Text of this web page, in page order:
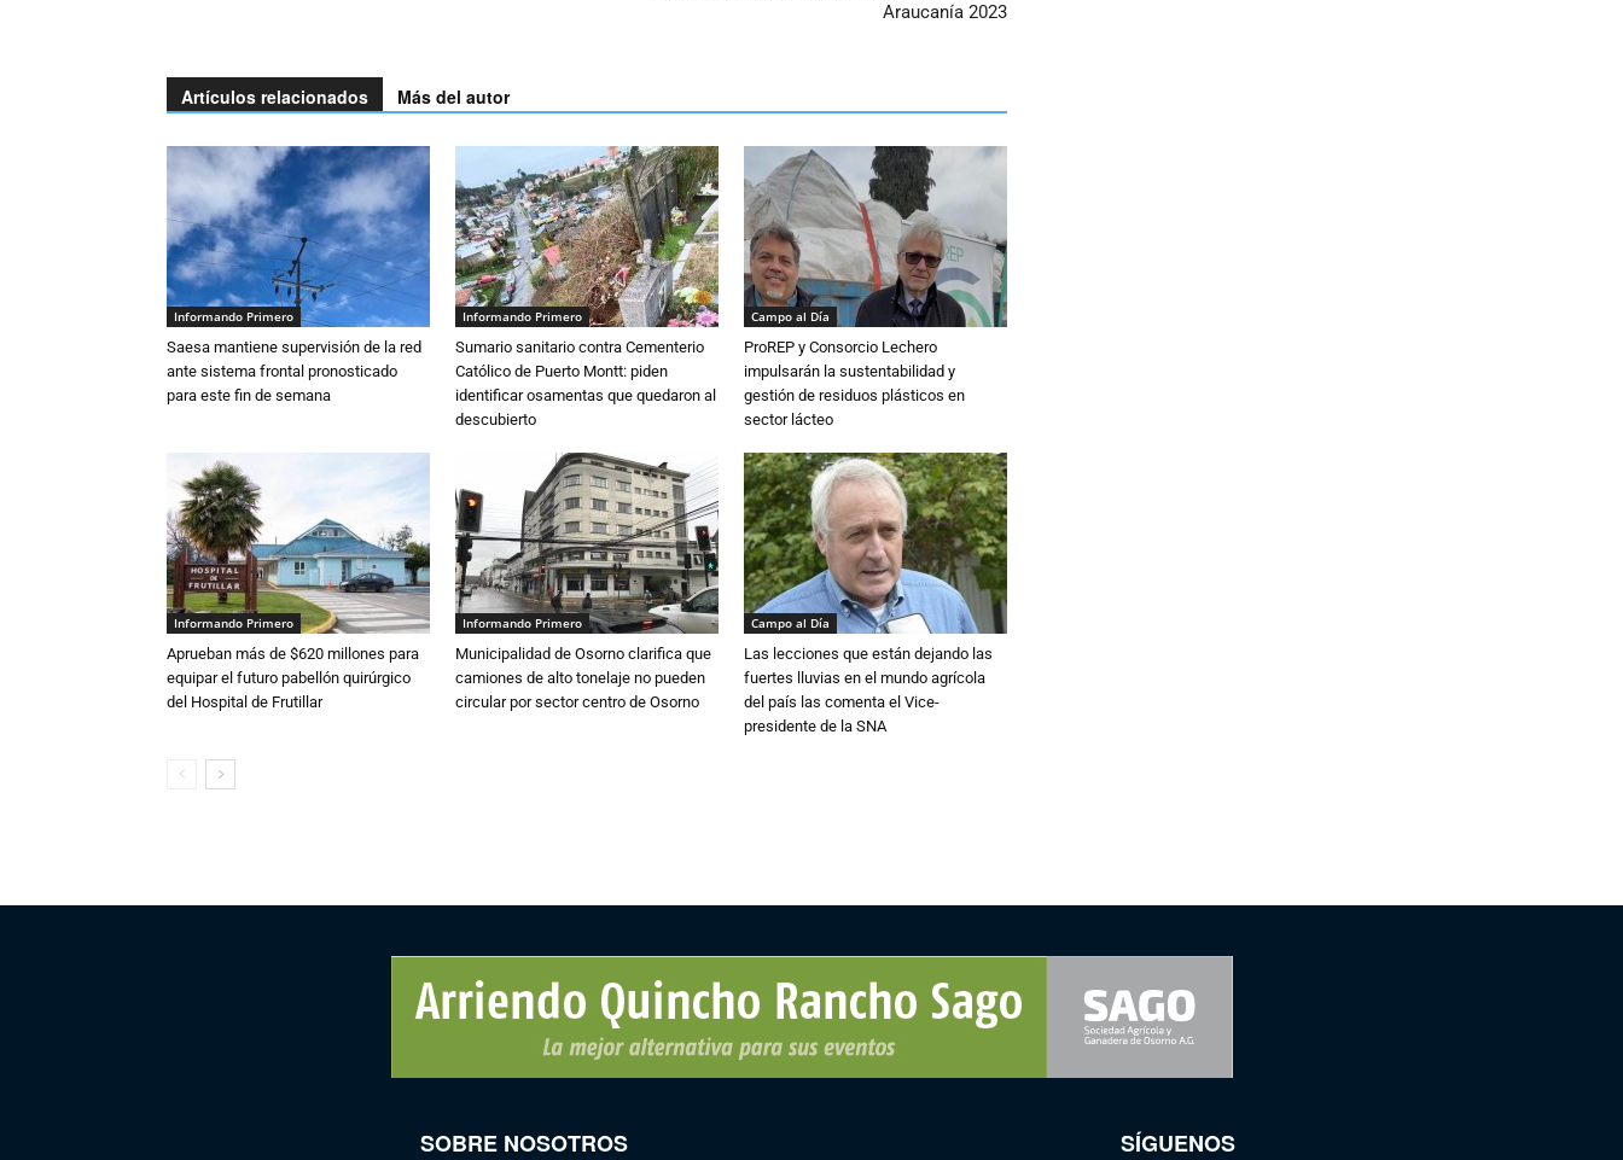
Araucanía 2023
Artículos relacionados Más del autor
Informando Primero
Saesa mantiene supervisión de la red
ante sistema frontal pronosticado
para este fin de semana
Informando Primero
Sumario sanitario contra Cementerio
Católico de Puerto Montt: piden
identificar osamentas que quedaron al
descubierto
Campo al Día
ProREP y Consorcio Lechero
impulsarán la sustentabilidad y
gestión de residuos plásticos en
sector lácteo
Informando Primero
Aprueban más de $620 millones para
equipar el futuro pabellón quirúrgico
del Hospital de Frutillar
Informando Primero
Municipalidad de Osorno clarifica que
camiones de alto tonelaje no pueden
circular por sector centro de Osorno
Campo al Día
Las lecciones que están dejando las
fuertes lluvias en el mundo agrícola
del país las comenta el Vice-
presidente de la SNA
SOBRE NOSOTROS SÍGUENOS